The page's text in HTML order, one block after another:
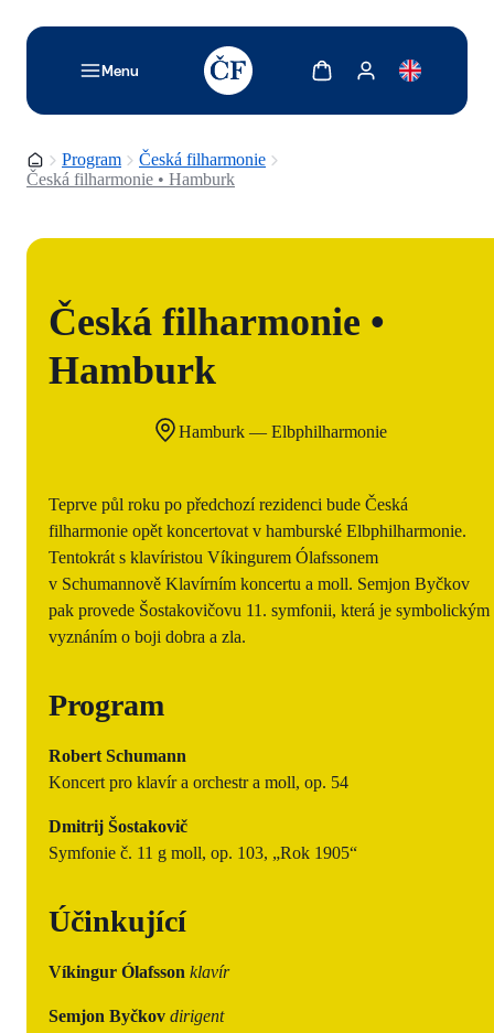
Menu
TODO: Add description for reader
Zobrazit košíkZobrazit můj účet
Domovská stránka
Program
Česká filharmonie
Česká filharmonie • Hamburk
Česká filharmonie •
Hamburk
Hamburk — Elbphilharmonie
Teprve půl roku po předchozí rezidenci bude Česká
filharmonie opět koncertovat v hamburské Elbphilharmonie.
Tentokrát s klavíristou Víkingurem Ólafssonem
v Schumannově Klavírním koncertu a moll. Semjon Byčkov
pak provede Šostakovičovu 11. symfonii, která je symbolickým
vyznáním o boji dobra a zla.
Program
Robert Schumann
Koncert pro klavír a orchestr a moll, op. 54
Dmitrij Šostakovič
Symfonie č. 11 g moll, op. 103, „Rok 1905“
Účinkující
Víkingur Ólafsson klavír
Semjon Byčkov dirigent